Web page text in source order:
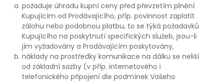
požaduje úhradu kupní ceny před převzetím plnění
Kupujícím od Prodávajícího, příp. povinnost zaplatit
zálohu nebo podobnou platbu, to se týká požadavků
Kupujícího na poskytnutí specifických služeb, jsou-li
jím vyžadovány a Prodávajícím poskytovány,
náklady na prostředky komunikace na dálku se neliší
od základní sazby (v příp. internetového i
telefonického připojení dle podmínek Vašeho